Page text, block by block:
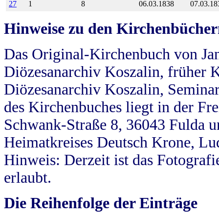
27
1 8 06.03.1838
Hinweise zu den
Das Original-Kirchenbuch von
Diözesanarchiv Koszalin, früher
Diözesanarchiv Koszalin,
des Kirchenbuches liegt in der
Schwank-Straße 8, 36043 Fulda
Heimatkreises Deutsch Krone,
Hinweis: Derzeit ist das
erlaubt.
Die Reihenfolge der Einträge